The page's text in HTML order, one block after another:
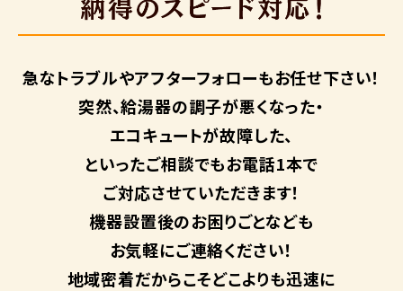
急なトラブルやアフターフォローもお任せ下さい！
突然、給湯器の調子が悪くなった・
エコキュートが故障した、
といったご相談でもお電話1本で
ご対応させていただきます！
機器設置後のお困りごとなども
お気軽にご連絡ください！
地域密着だからこそどこよりも迅速に